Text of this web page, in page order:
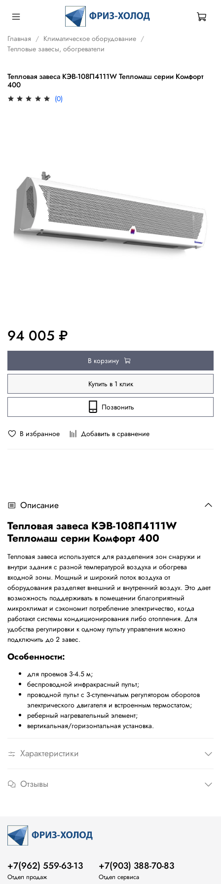
Главная
Климатическое оборудование
Тепловые завесы, обогреватели
Тепловая завеса КЭВ-108П4111W Тепломаш серии Комфорт
400
(0)
В избранное Добавить в сравнение
94 005 ₽
В корзину
Купить в 1 клик
Позвонить
Описание
Тепловая завеса КЭВ-108П4111W
Тепломаш серии Комфорт 400
Тепловая завеса используется для разделения зон снаружи и
внутри здания с разной температурой воздуха и обогрева
входной зоны. Мощный и широкий поток воздуха от
оборудования разделяет внешний и внутренний воздух. Это дает
возможность поддерживать в помещении благоприятный
микроклимат и сэкономит потребление электричество, когда
работают системы кондиционирования либо отопления. Для
удобства регулировки к одному пульту управления можно
подключить до 2 завес.
Особенности:
для проемов 3-4.5 м;
беспроводной инфракрасный пульт;
проводной пульт с 3-ступенчатым регулятором оборотов
электрического двигателя и встроенным термостатом;
реберный нагревательный элемент;
вертикальная/горизонтальная установка.
Характеристики
Отзывы
+7(962) 559-63-13
Отдел продаж
+7(903) 388-70-83
Отдел сервиса